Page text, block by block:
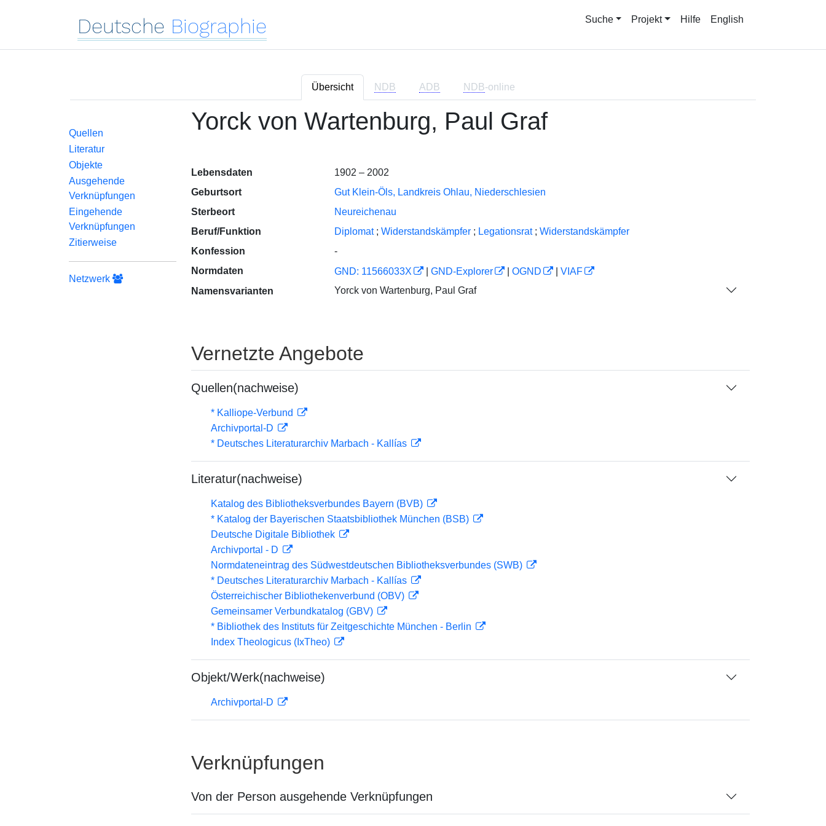
Deutsche Biographie Suche Projekt Hilfe English
Übersicht NDB ADB NDB-online
Quellen
Literatur
Objekte
Ausgehende
Verknüpfungen
Eingehende
Verknüpfungen
Zitierweise
Netzwerk
Yorck von Wartenburg, Paul Graf
Lebensdaten
1902 – 2002
Geburtsort
Gut Klein-Öls, Landkreis Ohlau, Niederschlesien
Sterbeort
Neureichenau
Beruf/Funktion
Diplomat ; Widerstandskämpfer ; Legationsrat ; Widerstandskämpfer
Konfession
-
Normdaten
GND: 11566033X GND-Explorer OGND
VIAF
Namensvarianten
Yorck von Wartenburg, Paul Graf
Vernetzte Angebote
Quellen(nachweise)
* Kalliope-Verbund
Archivportal-D
* Deutsches Literaturarchiv Marbach - Kallías
Literatur(nachweise)
Katalog des Bibliotheksverbundes Bayern (BVB)
* Katalog der Bayerischen Staatsbibliothek München (BSB)
Deutsche Digitale Bibliothek
Archivportal - D
Normdateneintrag des Südwestdeutschen Bibliotheksverbundes (SWB)
* Deutsches Literaturarchiv Marbach - Kallías
Österreichischer Bibliothekenverbund (OBV)
Gemeinsamer Verbundkatalog (GBV)
* Bibliothek des Instituts für Zeitgeschichte München - Berlin
Index Theologicus (IxTheo)
Objekt/Werk(nachweise)
Archivportal-D
Verknüpfungen
Von der Person ausgehende Verknüpfungen